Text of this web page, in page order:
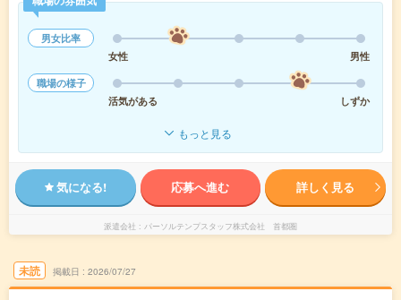
男女比率
女性
男性
職場の様子
活気がある
しずか
もっと見る
気になる! 応募へ進む 詳しく見る
派遣会社 パーソルテンプスタッフ株式会社 首都圏
未読 掲載日 2026/07/27